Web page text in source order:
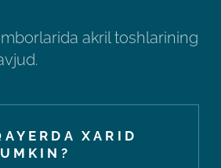
akril toshlarining
XARID